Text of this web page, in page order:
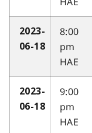
2023-
06-18
8:00
pm
HAE
2023-
06-18
9:00
pm
HAE